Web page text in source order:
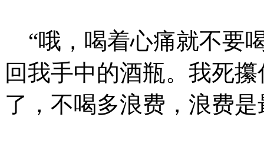
“哦，喝着心痛就不要
回我手中的酒瓶。我死
了，不喝多浪费，浪费